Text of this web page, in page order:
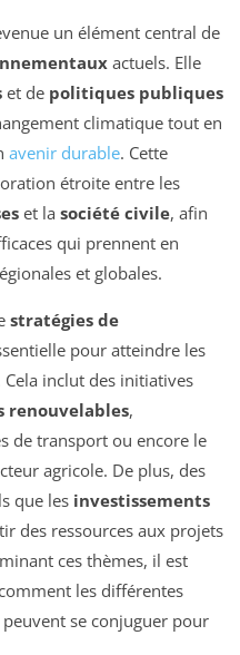
un élément central de
actuels. Elle
et de politiques publiques
climatique tout en
avenir durable. Cette
étroite entre les
et la société civile, afin
qui prennent en
et globales.
stratégies de
pour atteindre les
Cela inclut des initiatives
renouvelables,
de transport ou encore le
agricole. De plus, des
que les investissements
des ressources aux projets
ces thèmes, il est
les différentes
se conjuguer pour